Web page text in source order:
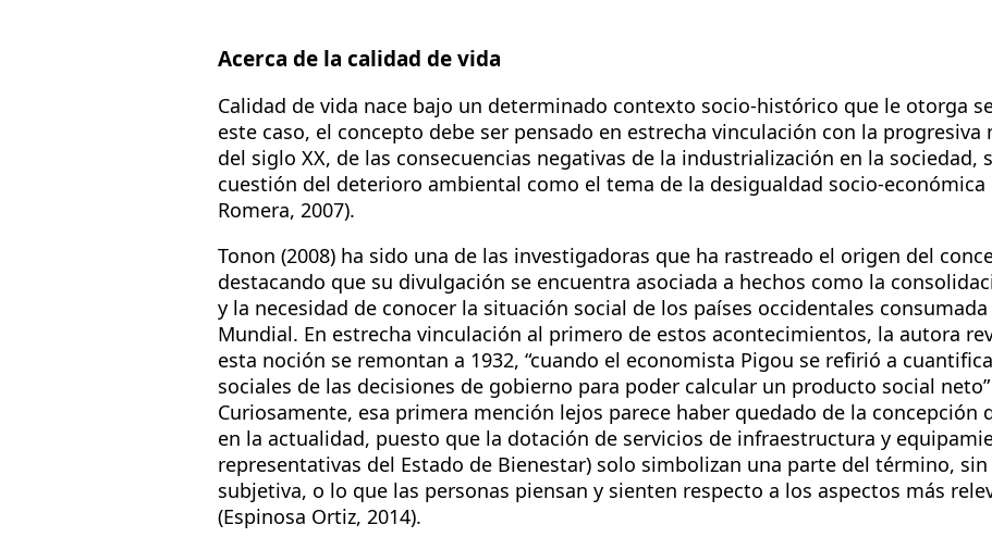
Acerca de la calidad de vida
Calidad de vida nace bajo un determinado contexto socio-histórico que le otorga
este caso, el concepto debe ser pensado en estrecha vinculación con la
del siglo XX, de las consecuencias negativas de la industrialización en la sociedad,
cuestión del deterioro ambiental como el tema de la desigualdad socio-económica
Romera, 2007).
Tonon (2008) ha sido una de las investigadoras que ha rastreado el origen del
destacando que su divulgación se encuentra asociada a hechos como la
y la necesidad de conocer la situación social de los países occidentales consumada
Mundial. En estrecha vinculación al primero de estos acontecimientos, la autora
esta noción se remontan a 1932, “cuando el economista Pigou se refirió a
sociales de las decisiones de gobierno para poder calcular un producto social neto”
Curiosamente, esa primera mención lejos parece haber quedado de la concepción
en la actualidad, puesto que la dotación de servicios de infraestructura y
representativas del Estado de Bienestar) solo simbolizan una parte del término,
subjetiva, o lo que las personas piensan y sienten respecto a los aspectos más
(Espinosa Ortiz, 2014).